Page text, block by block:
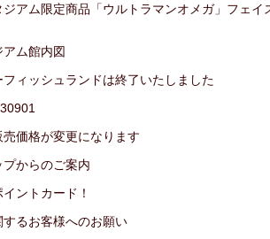
アム限定商品「ウルトラマンオメガ」フェイ
ム館内図
ィッシュランドは終了いたしました
価格が変更になります
からのご案内
ントカード！
るお客様へのお願い